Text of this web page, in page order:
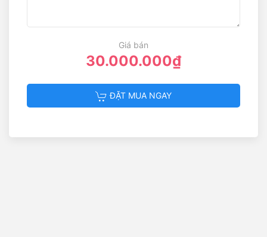
Giá bán
30.000.000₫
ĐẶT MUA NGAY